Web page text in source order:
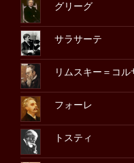
グリーグ
サラサーテ
リムスキー＝コル
フォーレ
トスティ